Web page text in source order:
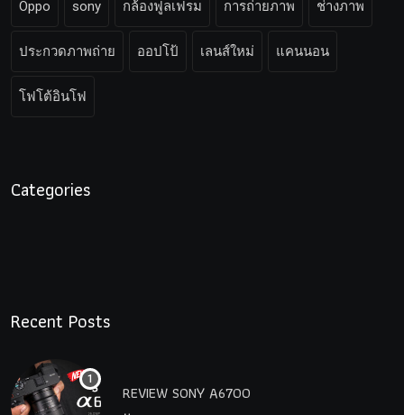
Oppo sony กล้องฟูลเฟรม การถ่ายภาพ ช่างภาพ
ประกวดภาพถ่าย ออปโป้ เลนส์ใหม่ แคนนอน
โฟโต้อินโฟ
Categories
Recent Posts
REVIEW SONY A6700